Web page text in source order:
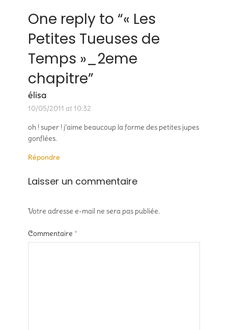
One reply to “« Les
Petites Tueuses de
Temps »_2eme
chapitre”
élisa
10/05/2011 at 10:32
oh ! super ! j’aime beaucoup la forme des petites jupes
gonflées.
Répondre
Laisser un commentaire
Votre adresse e-mail ne sera pas publiée.
Commentaire *